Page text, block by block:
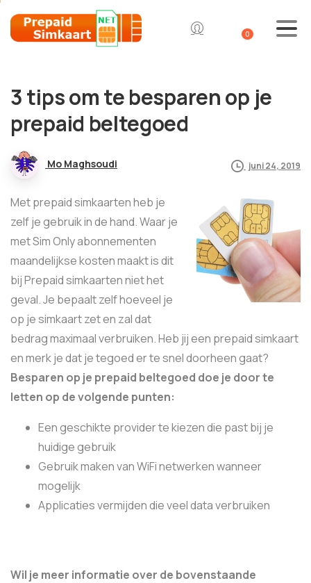
0
3 tips om te besparen op je
prepaid beltegoed
Mo Maghsoudi juni 24, 2019
Met prepaid simkaarten heb je
zelf je gebruik in de hand. Waar je
met Sim Only abonnementen
maandelijkse kosten maakt is dit
bij Prepaid simkaarten niet het
geval. Je bepaalt zelf hoeveel je
op je simkaart zet en zal dat
bedrag maximaal verbruiken. Heb jij een prepaid simkaart
en merk je dat je tegoed er te snel doorheen gaat?
Besparen op je prepaid beltegoed doe je door te
letten op de volgende punten:
Een geschikte provider te kiezen die past bij je
huidige gebruik
Gebruik maken van WiFi netwerken wanneer
mogelijk
Applicaties vermijden die veel data verbruiken
Wil je meer informatie over de bovenstaande